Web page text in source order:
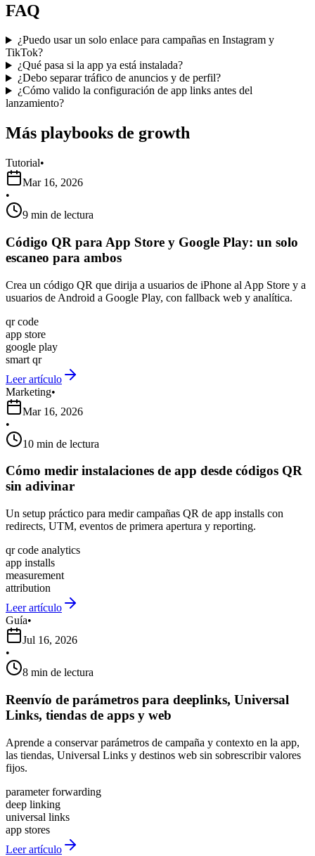
FAQ
¿Puedo usar un solo enlace para campañas en Instagram y
TikTok?
¿Qué pasa si la app ya está instalada?
¿Debo separar tráfico de anuncios y de perfil?
¿Cómo valido la configuración de app links antes del
lanzamiento?
Más playbooks de growth
Tutorial•
Mar 16, 2026
•
9 min de lectura
Código QR para App Store y Google Play: un solo
escaneo para ambos
Crea un código QR que dirija a usuarios de iPhone al App Store y a
usuarios de Android a Google Play, con fallback web y analítica.
qr code
app store
google play
smart qr
Leer artículo
Marketing•
Mar 16, 2026
•
10 min de lectura
Cómo medir instalaciones de app desde códigos QR
sin adivinar
Un setup práctico para medir campañas QR de app installs con
redirects, UTM, eventos de primera apertura y reporting.
qr code analytics
app installs
measurement
attribution
Leer artículo
Guía•
Jul 16, 2026
•
8 min de lectura
Reenvío de parámetros para deeplinks, Universal
Links, tiendas de apps y web
Aprende a conservar parámetros de campaña y contexto en la app,
las tiendas, Universal Links y destinos web sin sobrescribir valores
fijos.
parameter forwarding
deep linking
universal links
app stores
Leer artículo